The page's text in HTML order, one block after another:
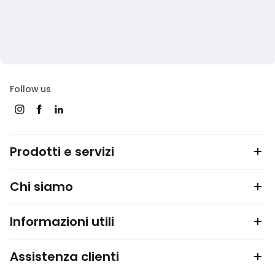
Follow us
Prodotti e servizi
Chi siamo
Informazioni utili
Assistenza clienti